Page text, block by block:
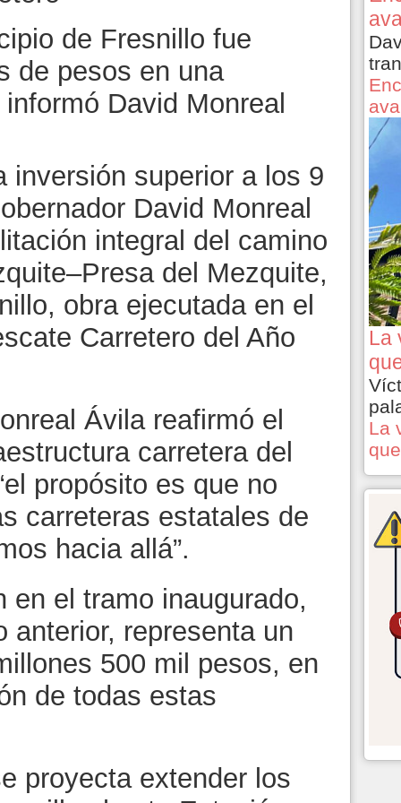
de Fresnillo fue
de pesos en una
David Monreal
inversión superior a los 9
David Monreal
integral del camino
del Mezquite,
obra ejecutada en el
Carretero del Año
Ávila reafirmó el
carretera del
propósito es que no
carreteras estatales de
hacia allá”.
en el tramo inaugurado,
anterior, representa un
500 mil pesos, en
de todas estas
proyecta extender los
La
La